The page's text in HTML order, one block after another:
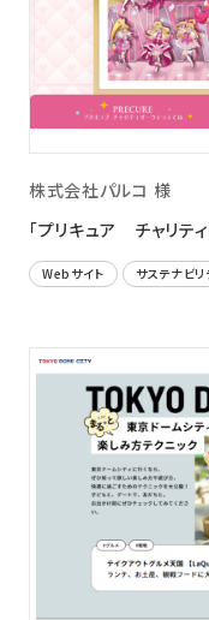
株式会社パルコ 様
「プリキュア チャリテ
Webサイト サステナビリ